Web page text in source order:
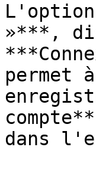
»***,
permet
dans